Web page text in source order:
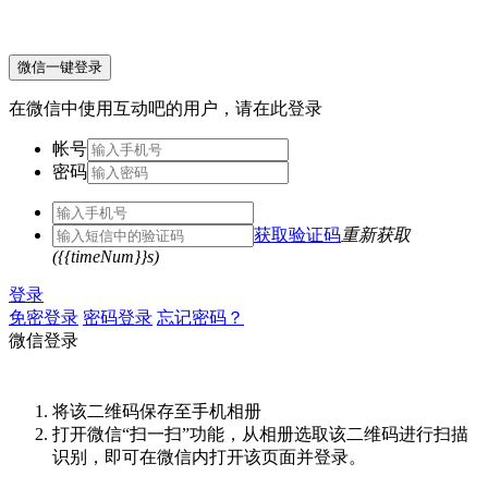
微信一键登录
在微信中使用互动吧的用户，请在此登录
帐号
密码
获取验证码重新获取
({{timeNum}}s)
登录
免密登录 密码登录 忘记密码？
微信登录
将该二维码保存至手机相册
打开微信“扫一扫”功能，从相册选取该二维码进行扫描
识别，即可在微信内打开该页面并登录。